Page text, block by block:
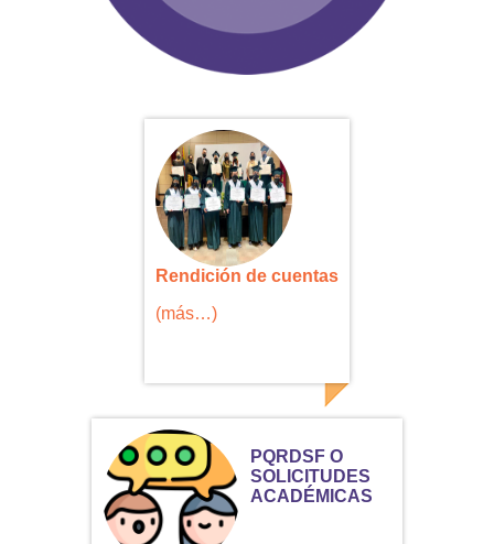
Rendición de cuentas
(más…)
PQRDSF O
SOLICITUDES
ACADÉMICAS